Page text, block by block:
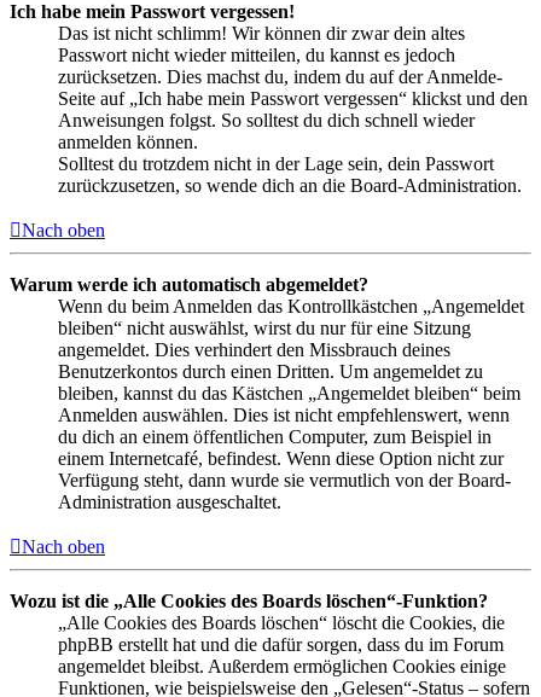
Ich habe mein Passwort vergessen!
Das ist nicht schlimm! Wir können dir zwar dein altes
Passwort nicht wieder mitteilen, du kannst es jedoch
zurücksetzen. Dies machst du, indem du auf der Anmelde-
Seite auf „Ich habe mein Passwort vergessen“ klickst und den
Anweisungen folgst. So solltest du dich schnell wieder
anmelden können.
Solltest du trotzdem nicht in der Lage sein, dein Passwort
zurückzusetzen, so wende dich an die Board-Administration.
Nach oben
Warum werde ich automatisch abgemeldet?
Wenn du beim Anmelden das Kontrollkästchen „Angemeldet
bleiben“ nicht auswählst, wirst du nur für eine Sitzung
angemeldet. Dies verhindert den Missbrauch deines
Benutzerkontos durch einen Dritten. Um angemeldet zu
bleiben, kannst du das Kästchen „Angemeldet bleiben“ beim
Anmelden auswählen. Dies ist nicht empfehlenswert, wenn
du dich an einem öffentlichen Computer, zum Beispiel in
einem Internetcafé, befindest. Wenn diese Option nicht zur
Verfügung steht, dann wurde sie vermutlich von der Board-
Administration ausgeschaltet.
Nach oben
Wozu ist die „Alle Cookies des Boards löschen“-Funktion?
„Alle Cookies des Boards löschen“ löscht die Cookies, die
phpBB erstellt hat und die dafür sorgen, dass du im Forum
angemeldet bleibst. Außerdem ermöglichen Cookies einige
Funktionen, wie beispielsweise den „Gelesen“-Status – sofern